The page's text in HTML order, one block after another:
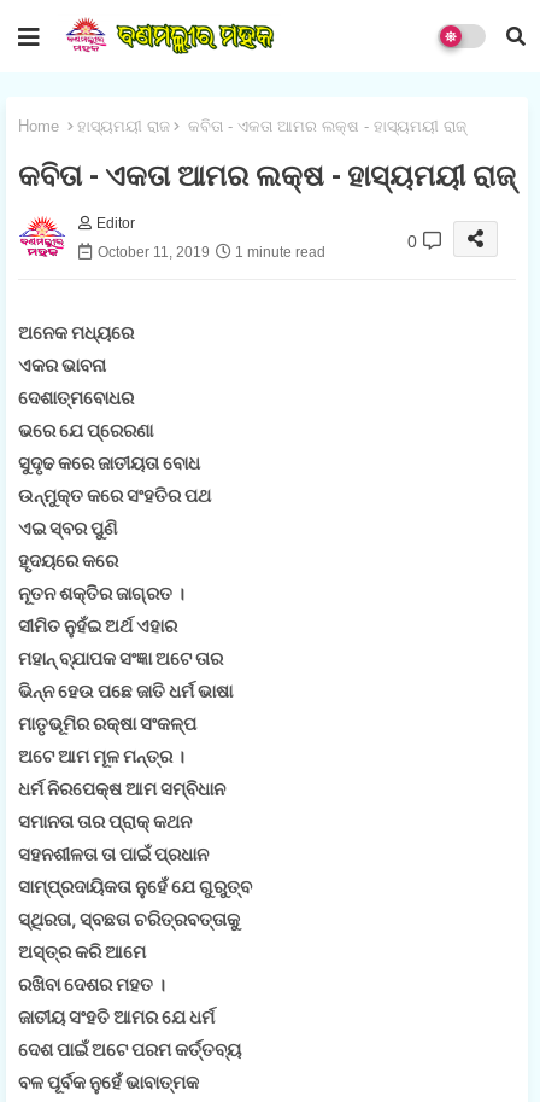
Home ହାସ୍ୟମୟୀ ରାଜ କବିତା - ଏକତା ଆମର ଲକ୍ଷ - ହାସ୍ୟମୟୀ ରାଜ୍
କବିତା - ଏକତା ଆମର ଲକ୍ଷ - ହାସ୍ୟମୟୀ ରାଜ୍
Editor
October 11, 2019
1 minute read
0
ଅନେକ ମଧ୍ୟରେ
ଏକର ଭାବନା
ଦେଶାତ୍ମବୋଧର
ଭରେ ଯେ ପ୍ରେରଣା
ସୁଦୃଢ କରେ ଜାତୀୟତା ବୋଧ
ଉନ୍ମୁକ୍ତ କରେ ସଂହତିର ପଥ
ଏଇ ସ୍ବର ପୁଣି
ହୃଦୟରେ କରେ
ନୂତନ ଶକ୍ତିର ଜାଗ୍ରତ ।
ସୀମିତ ନୁହଁଇ ଅର୍ଥ ଏହାର
ମହାନ୍ ବ୍ଯାପକ ସଂଜ୍ଞା ଅଟେ ତାର
ଭିନ୍ନ ହେଉ ପଛେ ଜାତି ଧର୍ମ ଭାଷା
ମାତୃଭୂମିର ରକ୍ଷା ସଂକଳ୍ପ
ଅଟେ ଆମ ମୂଳ ମନ୍ତ୍ର ।
ଧର୍ମ ନିରପେକ୍ଷ ଆମ ସମ୍ବିଧାନ
ସମାନତା ତାର ପ୍ରାକ୍ କଥନ
ସହନଶୀଳତା ତା ପାଇଁ ପ୍ରଧାନ
ସାମ୍ପ୍ରଦାୟିକତା ନୁହେଁ ଯେ ଗୁରୁତ୍ବ
ସ୍ଥିରତା, ସ୍ବଛତା ଚରିତ୍ରବତ୍ତାକୁ
ଅସ୍ତ୍ର କରି ଆମେ
ରଖିବା ଦେଶର ମହତ ।
ଜାତୀୟ ସଂହତି ଆମର ଯେ ଧର୍ମ
ଦେଶ ପାଇଁ ଅଟେ ପରମ କର୍ତ୍ତବ୍ୟ
ବଳ ପୂର୍ବକ ନୁହେଁ ଭାବାତ୍ମକ